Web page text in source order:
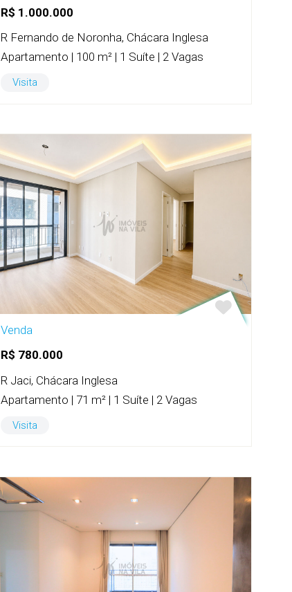
R$ 1.000.000
R Fernando de Noronha, Chácara Inglesa
Apartamento | 100 m² | 1 Suíte | 2 Vagas
Visita
Venda
R$ 780.000
R Jaci, Chácara Inglesa
Apartamento | 71 m² | 1 Suíte | 2 Vagas
Visita